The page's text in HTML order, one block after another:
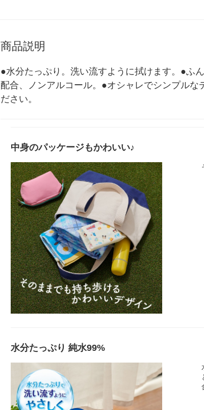
商品説明
●水分たっぷり。洗い流すように拭けます。●ふ
配合、ノンアルコール。●オシャレでシンプル
ださい。
中身のパッケージもかわいい♪
水分たっぷり 純水99%